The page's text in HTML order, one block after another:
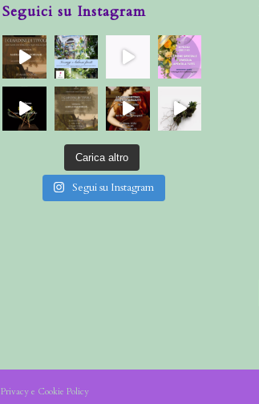
Seguici su Instagram
Carica altro
Segui su Instagram
Privacy e Cookie Policy